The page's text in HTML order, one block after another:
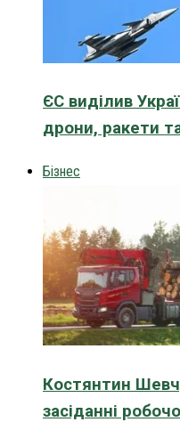
ЄС виділив
дрони, ракети
Бізнес
Костянтин
засіданні